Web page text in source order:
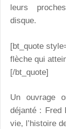
leurs
disque.
[bt_quote
flèche qui
[/bt_quote]
Un ouvrage
déjanté : Fred
vie, l’histoire